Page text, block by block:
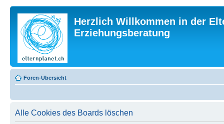
Herzlich Willkommen in der
Erziehungsberatung
Foren-Übersicht
Alle Cookies des Boards löschen